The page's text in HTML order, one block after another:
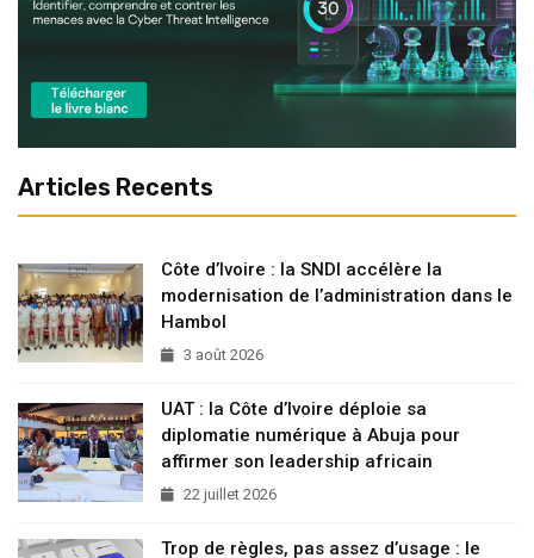
Articles Recents
Côte d’Ivoire : la SNDI accélère la
modernisation de l’administration dans le
Hambol
3 août 2026
UAT : la Côte d’Ivoire déploie sa
diplomatie numérique à Abuja pour
affirmer son leadership africain
22 juillet 2026
Trop de règles, pas assez d’usage : le